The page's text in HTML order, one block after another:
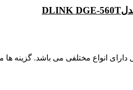
دارای انواع مختلفی می باشد.